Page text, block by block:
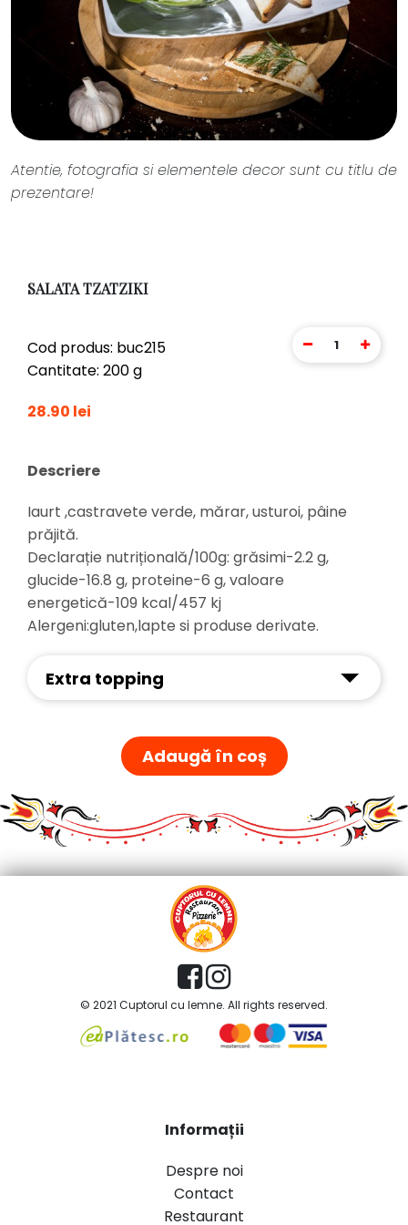
Atentie, fotografia si elementele decor sunt cu titlu de
prezentare!
SALATA TZATZIKI
Cod produs: buc215
Cantitate: 200 g
28.90 lei
1
Descriere
Iaurt ,castravete verde, mărar, usturoi, pâine
prăjită.
Declarație nutrițională/100g: grăsimi-2.2 g,
glucide-16.8 g, proteine-6 g, valoare
energetică-109 kcal/457 kj
Alergeni:gluten,lapte si produse derivate.
Extra topping
Adaugă în coș
© 2021 Cuptorul cu lemne. All rights reserved.
Informații
Despre noi
Contact
Restaurant